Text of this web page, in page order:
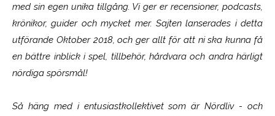
med sin egen unika tillgång. Vi ger er recensioner, podcasts,
krönikor, guider och mycket mer. Sajten lanserades i detta
utförande Oktober 2018, och ger allt för att ni ska kunna få
en bättre inblick i spel, tillbehör, hårdvara och andra härligt
nördiga spörsmål!
Så häng med i entusiastkollektivet som ärNördliv- och